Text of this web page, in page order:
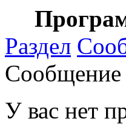
Раздел
У вас нет